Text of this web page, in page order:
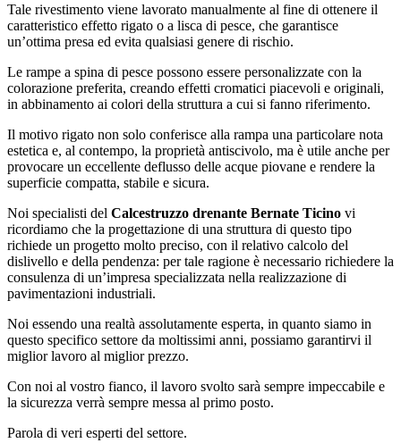
Tale rivestimento viene lavorato manualmente al fine di ottenere il
caratteristico effetto rigato o a lisca di pesce, che garantisce
un’ottima presa ed evita qualsiasi genere di rischio.
Le rampe a spina di pesce possono essere personalizzate con la
colorazione preferita, creando effetti cromatici piacevoli e originali,
in abbinamento ai colori della struttura a cui si fanno riferimento.
Il motivo rigato non solo conferisce alla rampa una particolare nota
estetica e, al contempo, la proprietà antiscivolo, ma è utile anche per
provocare un eccellente deflusso delle acque piovane e rendere la
superficie compatta, stabile e sicura.
Noi specialisti del Calcestruzzo drenante Bernate Ticino vi
ricordiamo che la progettazione di una struttura di questo tipo
richiede un progetto molto preciso, con il relativo calcolo del
dislivello e della pendenza: per tale ragione è necessario richiedere la
consulenza di un’impresa specializzata nella realizzazione di
pavimentazioni industriali.
Noi essendo una realtà assolutamente esperta, in quanto siamo in
questo specifico settore da moltissimi anni, possiamo garantirvi il
miglior lavoro al miglior prezzo.
Con noi al vostro fianco, il lavoro svolto sarà sempre impeccabile e
la sicurezza verrà sempre messa al primo posto.
Parola di veri esperti del settore.